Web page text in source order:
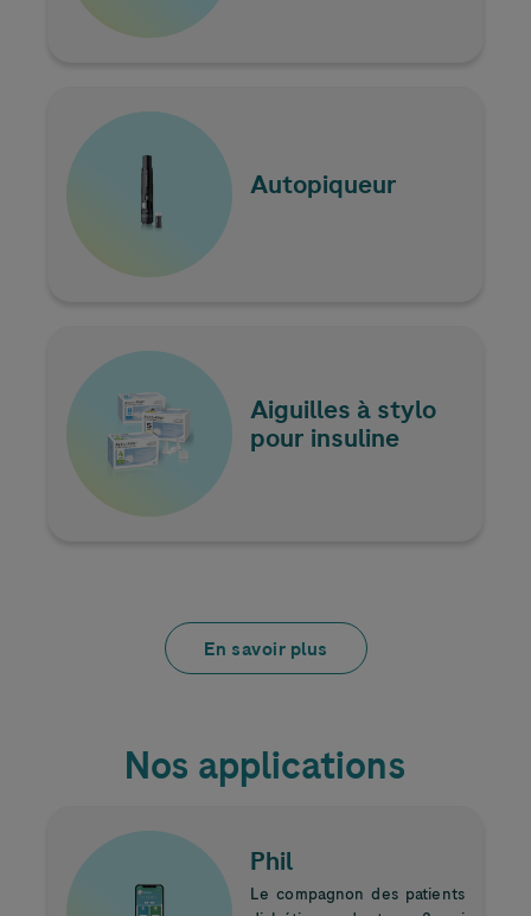
Autopiqueur
Aiguilles à stylo
pour insuline
En savoir plus
Nos applications
Image Phil
Le compagnon des patients